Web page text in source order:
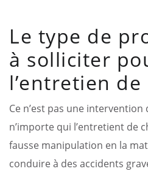
Le type de
à solliciter
l’entretien
Ce n’est pas une
n’importe qui l’entretient de
fausse manipulation en la
conduire à des accidents